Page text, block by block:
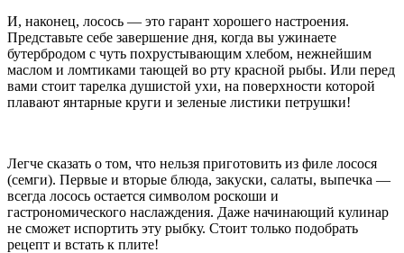
И, наконец, лосось — это гарант хорошего настроения.
Представьте себе завершение дня, когда вы ужинаете
бутербродом с чуть похрустывающим хлебом, нежнейшим
маслом и ломтиками тающей во рту красной рыбы. Или перед
вами стоит тарелка душистой ухи, на поверхности которой
плавают янтарные круги и зеленые листики петрушки!
Легче сказать о том, что нельзя приготовить из филе лосося
(семги). Первые и вторые блюда, закуски, салаты, выпечка —
всегда лосось остается символом роскоши и
гастрономического наслаждения. Даже начинающий кулинар
не сможет испортить эту рыбку. Стоит только подобрать
рецепт и встать к плите!